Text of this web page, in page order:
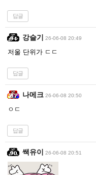
답글
강슬기 26-06-08 20:49
저울 단위가 ㄷㄷ
답글
나메크 26-06-08 20:50
ㅇㄷ
답글
쌕유이 26-06-08 20:51